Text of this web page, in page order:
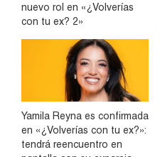
nuevo rol en «¿Volverías
con tu ex? 2»
Yamila Reyna es confirmada
en «¿Volverías con tu ex?»:
tendrá reencuentro en